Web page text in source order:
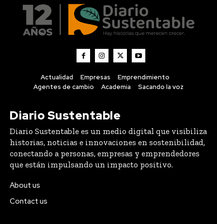
Actualidad Empresas
Emprendimiento
Agentes de cambio
Academia
Diario Sustentable
Diario Sustentable es un medio digital que visibiliza
que están impulsando un impacto positivo.
About us
Contact us
Lo último
Compraron 369 hectáreas donde nadie había plantado
una vid: 25 años después tienen el mejor Pinot Noir de